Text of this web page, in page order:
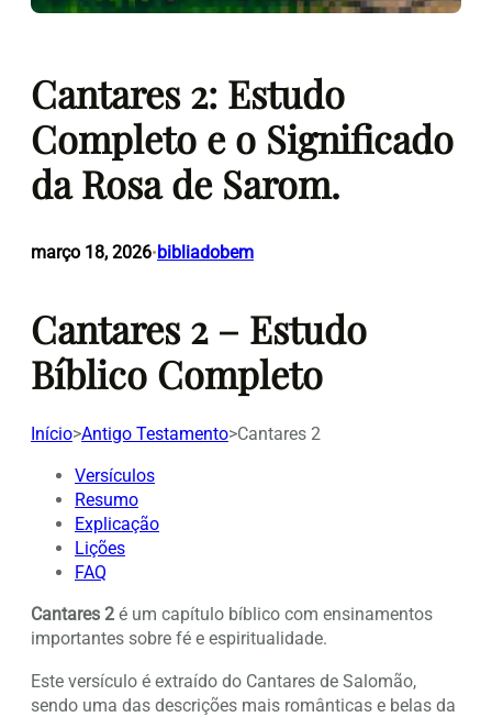
Cantares 2: Estudo
Completo e o Significado
da Rosa de Sarom.
março 18, 2026•bibliadobem
Cantares 2 – Estudo
Bíblico Completo
Início>Antigo Testamento>Cantares 2
Versículos
Resumo
Explicação
Lições
FAQ
Cantares 2 é um capítulo bíblico com ensinamentos
importantes sobre fé e espiritualidade.
Este versículo é extraído do Cantares de Salomão,
sendo uma das descrições mais românticas e belas da